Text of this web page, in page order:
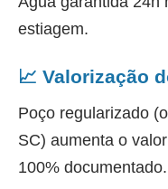
estiagem.
📈 Valorização
Poço regularizado
SC) aumenta o
100% documentado.